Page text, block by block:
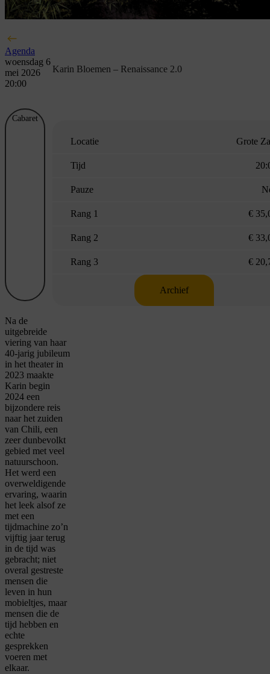
Agenda
woensdag 6
mei 2026
20:00
Karin Bloemen – Renaissance 2.0
Cabaret
Locatie Grote
Tijd
Pauze
Rang 1 €
Rang 2 €
Rang 3 €
Archief
Na de
uitgebreide
viering van haar
40-jarig jubileum
in het theater in
2023 maakte
Karin begin
2024 een
bijzondere reis
naar het zuiden
van Chili, een
zeer dunbevolkt
gebied met veel
natuurschoon.
Het werd een
overweldigende
ervaring, waarin
het leek alsof ze
met een
tijdmachine zo’n
vijftig jaar terug
in de tijd was
gebracht; niet
overal gestreste
mensen die
leven in hun
mobieltjes, maar
mensen die de
tijd hebben en
echte
gesprekken
voeren met
elkaar.